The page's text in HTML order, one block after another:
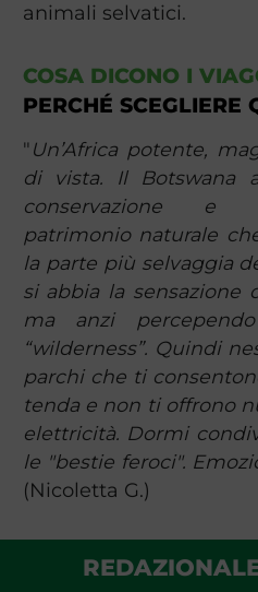
animali selvatici.
COSA DICONO I
PERCHÉ SCEGLIERE
"Un’Africa potente,
di vista. Il Botswana
conservazione e
patrimonio naturale
la parte più selvaggia
si abbia la sensazione
ma anzi
“wilderness”. Quindi
parchi che ti
tenda e non ti offrono
elettricità. Dormi
le "bestie feroci".
(Nicoletta G.)